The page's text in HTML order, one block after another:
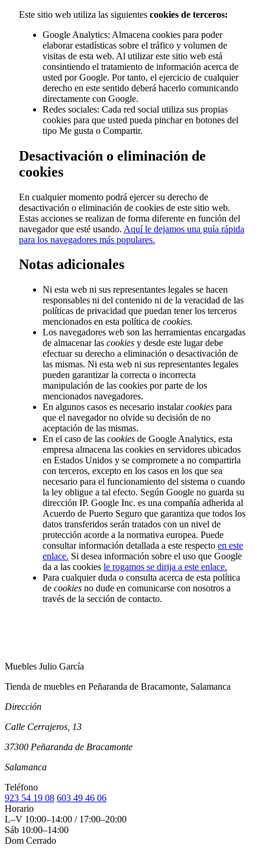
Este sitio web utiliza las siguientes cookies de terceros:
Google Analytics: Almacena cookies para poder
elaborar estadísticas sobre el tráfico y volumen de
visitas de esta web. Al utilizar este sitio web está
consintiendo el tratamiento de información acerca de
usted por Google. Por tanto, el ejercicio de cualquier
derecho en este sentido deberá hacerlo comunicando
directamente con Google.
Redes sociales: Cada red social utiliza sus propias
cookies para que usted pueda pinchar en botones del
tipo Me gusta o Compartir.
Desactivación o eliminación de
cookies
En cualquier momento podrá ejercer su derecho de
desactivación o eliminación de cookies de este sitio web.
Estas acciones se realizan de forma diferente en función del
navegador que esté usando. Aquí le dejamos una guía rápida
para los navegadores más populares.
Notas adicionales
Ni esta web ni sus representantes legales se hacen
responsables ni del contenido ni de la veracidad de las
políticas de privacidad que puedan tener los terceros
mencionados en esta política de cookies.
Los navegadores web son las herramientas encargadas
de almacenar las cookies y desde este lugar debe
efectuar su derecho a eliminación o desactivación de
las mismas. Ni esta web ni sus representantes legales
pueden garantizar la correcta o incorrecta
manipulación de las cookies por parte de los
mencionados navegadores.
En algunos casos es necesario instalarcookies para
que el navegador no olvide su decisión de no
aceptación de las mismas.
En el caso de las cookies de Google Analytics, esta
empresa almacena las cookies en servidores ubicados
en Estados Unidos y se compromete a no compartirla
con terceros, excepto en los casos en los que sea
necesario para el funcionamiento del sistema o cuando
la ley obligue a tal efecto. Según Google no guarda su
dirección IP. Google Inc. es una compañía adherida al
Acuerdo de Puerto Seguro que garantiza que todos los
datos transferidos serán tratados con un nivel de
protección acorde a la normativa europea. Puede
consultar información detallada a este respecto en este
enlace. Si desea información sobre el uso que Google
da a las cookies le rogamos se dirija a este enlace.
Para cualquier duda o consulta acerca de esta política
de cookies no dude en comunicarse con nosotros a
través de la sección de contacto.
Muebles Julio García
Tienda de muebles en Peñaranda de Bracamonte, Salamanca
Dirección
Calle Cerrajeros, 13
37300 Peñaranda de Bracamonte
Salamanca
Teléfono
923 54 19 08 603 49 46 06
Horario
L–V 10:00–14:00 / 17:00–20:00
Sáb 10:00–14:00
Dom Cerrado